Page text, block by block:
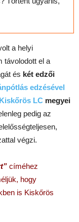
a helyi
távolodott el a
és két edzői
edzésével
Kiskőrös LC megyei
pedig az
végzi.
címéhez
hogy
is Kiskőrös